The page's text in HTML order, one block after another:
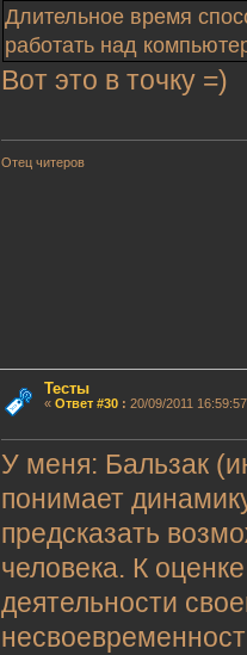
Длительное время
работать над
Вот это в точку =)
Отец читеров
Тесты
« Ответ #30: 20/09/2011
У меня: Бальзак (
понимает
предсказать
человека. К
деятельности